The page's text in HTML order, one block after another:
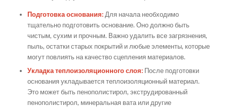
Подготовка основания:Для начала необходимо
тщательно подготовить основание. Оно должно быть
чистым, сухим и прочным. Важно удалить все загрязнения,
пыль, остатки старых покрытий и любые элементы, которые
могут повлиять на качество сцепления материалов.
Укладка теплоизоляционного слоя:После подготовки
основания укладывается теплоизоляционный материал.
Это может быть пенополистирол, экструдированный
пенополистирол, минеральная вата или другие